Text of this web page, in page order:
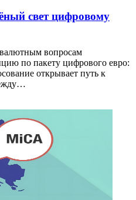
свет цифровому
вопросам
по пакету цифрового евро:
открывает путь к